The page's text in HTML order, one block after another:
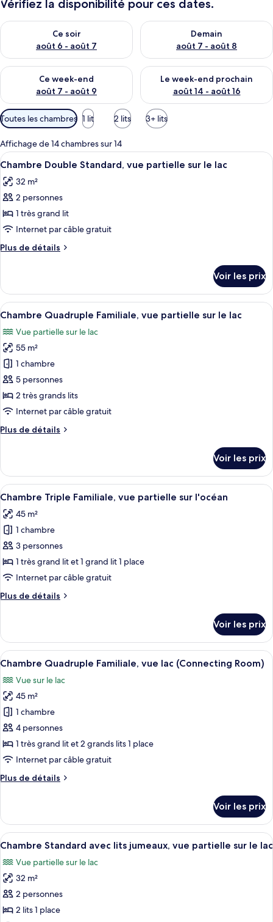
Vérifiez la disponibilité pour ces dates.
Ce soir
août 6 - août 7
Vérifier la disponibilité pour ce soir août 6 - août 7
Demain
août 7 - août 8
Vérifier la disponibilité pour
Ce week-end
août 7 - août 9
Vérifier la disponibilité pour ce week-end août 7 - août 9
Le week-end prochain
août 14 - août 16
Vérifier la disponibilité pour
Filtres
disponibles
pour
les
chambres
Toutes les chambres 1 lit 2 lits 3+ lits
Affichage de 14 chambres sur 14
Afficher
toutes
les
photos
pour
ce
type
de
Chambre
Double
Standard,
vue
partielle
sur
le
lac
Une chambre d’hôtel moderne
5
Chambre Double Standard, vue partielle sur le lac
32 m²
2 personnes
1 très grand lit
Internet par câble gratuit
Plus de détails
Plus
le
type
de
Chambre
Double
Standard,
vue
partielle
sur
le
lac
Voir les prix
Afficher
toutes
les
photos
pour
ce
type
de
chambre :
Chambre
vue
partielle
sur
le
lac
Une chambre d’hôtel avec deux lits,
8
Chambre Quadruple Familiale, vue partielle sur le lac
Vue partielle sur le lac
55 m²
1 chambre
5 personnes
2 très grands lits
Internet par câble gratuit
Plus de détails
Plus
le
type
de
Chambre
Quadruple
Familiale,
vue
partielle
sur
le
lac
Voir les prix
Afficher
toutes
les
photos
pour
ce
type
chambre :
Familiale,
vue
sur
l'océan
Une chambre d’hôtel moderne avec
7
Chambre Triple Familiale, vue partielle sur l'océan
45 m²
1 chambre
3 personnes
1 très grand lit et 1 grand lit 1 place
Internet par câble gratuit
Plus de détails
Plus
le
type
de
Chambre
Triple
Familiale,
vue
partielle
sur
l'océan
Voir les prix
Afficher
toutes
les
photos
pour
ce
type
de
chambre :
Chambre
vue
lac
(Connecting
Room)
Une chambre d’hôtel moderne
5
Chambre Quadruple Familiale, vue lac (Connecting Room)
Vue sur le lac
45 m²
1 chambre
4 personnes
1 très grand lit et 2 grands lits 1 place
Internet par câble gratuit
Plus de détails
Plus
le
type
de
Chambre
Quadruple
Familiale,
vue
lac
Voir les prix
Afficher
toutes
les
photos
pour
ce
Une chambre d’hôtel moderne
6
Chambre Standard avec lits jumeaux, vue partielle sur le lac
Vue partielle sur le lac
32 m²
2 personnes
2 lits 1 place